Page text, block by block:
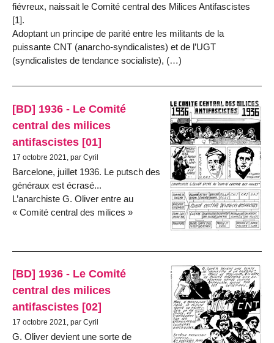
fiévreux, naissait le Comité central des Milices Antifascistes
[1].
Adoptant un principe de parité entre les militants de la
puissante CNT (anarcho-syndicalistes) et de l’UGT
(syndicalistes de tendance socialiste), (…)
[BD] 1936 - Le Comité
central des milices
antifascistes [01]
17 octobre 2021, par Cyril
Barcelone, juillet 1936. Le putsch des
généraux est écrasé...
L’anarchiste G. Oliver entre au
« Comité central des milices »
[BD] 1936 - Le Comité
central des milices
antifascistes [02]
17 octobre 2021, par Cyril
G. Oliver devient une sorte de